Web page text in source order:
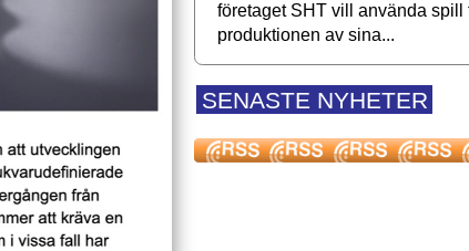
företaget SHT vill använda spill
produktionen av sina...
SENASTE NYHETER